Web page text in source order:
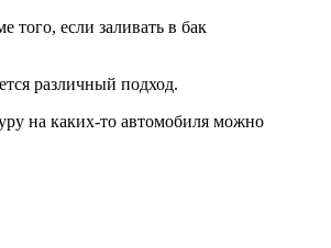
того, если заливать в бак
различный подход.
на каких-то автомобиля можно